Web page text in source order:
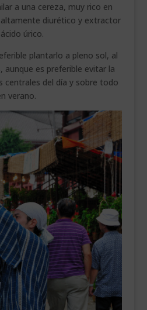
a una cereza, muy rico en
altamente diurético y extractor
úrico.
plantarlo a pleno sol, al
es preferible evitar la
centrales del día y sobre todo
verano.